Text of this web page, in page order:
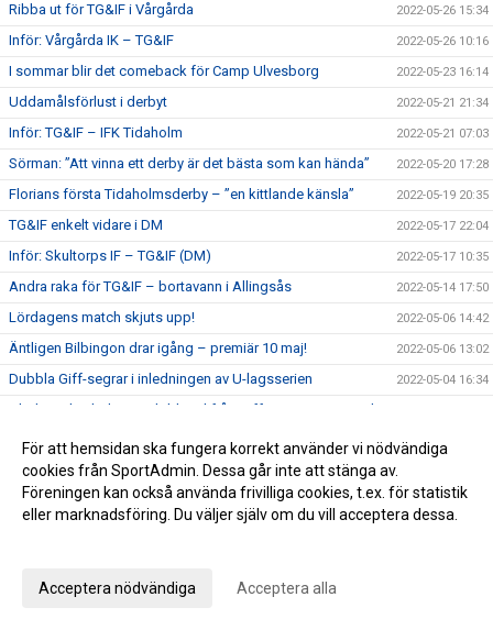
Ribba ut för TG&IF i Vårgårda 2022-05-26 15:34
Inför: Vårgårda IK – TG&IF 2022-05-26 10:16
I sommar blir det comeback för Camp Ulvesborg 2022-05-23 16:14
Uddamålsförlust i derbyt 2022-05-21 21:34
Inför: TG&IF – IFK Tidaholm 2022-05-21 07:03
Sörman: ”Att vinna ett derby är det bästa som kan hända” 2022-05-20 17:28
Florians första Tidaholmsderby – ”en kittlande känsla” 2022-05-19 20:35
TG&IF enkelt vidare i DM 2022-05-17 22:04
Inför: Skultorps IF – TG&IF (DM) 2022-05-17 10:35
Andra raka för TG&IF – bortavann i Allingsås 2022-05-14 17:50
Lördagens match skjuts upp! 2022-05-06 14:42
Äntligen Bilbingon drar igång – premiär 10 maj! 2022-05-06 13:02
Dubbla Giff-segrar i inledningen av U-lagsserien 2022-05-04 16:34
Glädje och jubel - stort bildspel från Giffcupens avgörande
Full fart även andra helgen av Giffcupen - se bilderna här! 2022-04-30 15:23
Första matchen på Ulvesborg – årets första trepoängare 2022-04-29 21:44
Inför: TG&IF – Åsarp-Trädet FK 2022-04-29 10:02
Bilder från Giffcupens första helg
För att hemsidan ska fungera korrekt använder vi nödvändiga
cookies från SportAdmin. Dessa går inte att stänga av.
Föreningen kan också använda frivilliga cookies, t.ex. för statistik
eller marknadsföring. Du väljer själv om du vill acceptera dessa.
Acceptera nödvändiga Acceptera alla